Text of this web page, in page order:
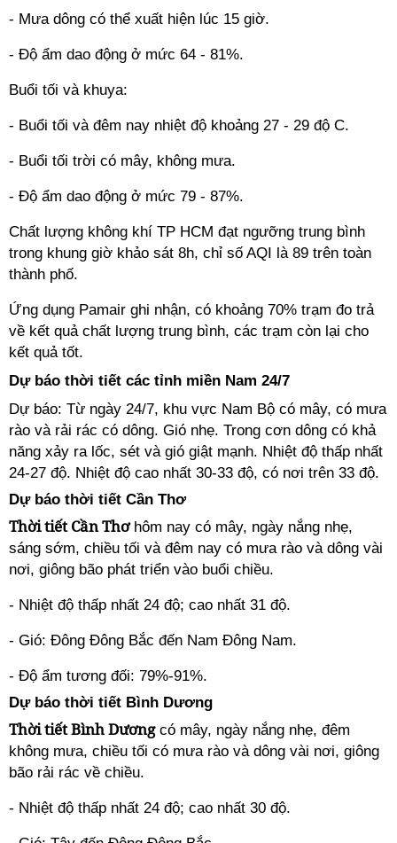
- Mưa dông có thể xuất hiện lúc 15 giờ.
- Độ ẩm dao động ở mức 64 - 81%.
Buổi tối và khuya:
- Buổi tối và đêm nay nhiệt độ khoảng 27 - 29 độ C.
- Buổi tối trời có mây, không mưa.
- Độ ẩm dao động ở mức 79 - 87%.
Chất lượng không khí TP HCM đạt ngưỡng trung bình
trong khung giờ khảo sát 8h, chỉ số AQI là 89 trên toàn
thành phố.
Ứng dụng Pamair ghi nhận, có khoảng 70% trạm đo trả
về kết quả chất lượng trung bình, các trạm còn lại cho
kết quả tốt.
Dự báo thời tiết các tỉnh miền Nam 24/7
Dự báo: Từ ngày 24/7, khu vực Nam Bộ có mây, có mưa
rào và rải rác có dông. Gió nhẹ. Trong cơn dông có khả
năng xảy ra lốc, sét và gió giật mạnh. Nhiệt độ thấp nhất
24-27 độ. Nhiệt độ cao nhất 30-33 độ, có nơi trên 33 độ.
Dự báo thời tiết Cần Thơ
Thời tiết Cần Thơhôm nay có mây, ngày nắng nhẹ,
sáng sớm, chiều tối và đêm nay có mưa rào và dông vài
nơi, giông bão phát triển vào buổi chiều.
- Nhiệt độ thấp nhất 24 độ; cao nhất 31 độ.
- Gió: Đông Đông Bắc đến Nam Đông Nam.
- Độ ẩm tương đối: 79%-91%.
Dự báo thời tiết Bình Dương
Thời tiết Bình Dươngcó mây, ngày nắng nhẹ, đêm
không mưa, chiều tối có mưa rào và dông vài nơi, giông
bão rải rác về chiều.
- Nhiệt độ thấp nhất 24 độ; cao nhất 30 độ.